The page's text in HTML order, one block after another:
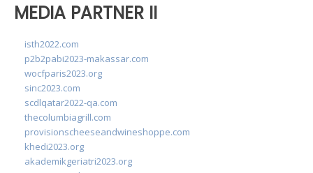
MEDIA PARTNER II
isth2022.com
p2b2pabi2023-makassar.com
wocfparis2023.org
sinc2023.com
scdlqatar2022-qa.com
thecolumbiagrill.com
provisionscheeseandwineshoppe.com
khedi2023.org
akademikgeriatri2023.org